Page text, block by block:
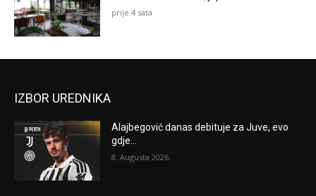
prije 4 sata
IZBOR UREDNIKA
Alajbegović danas debituje za Juve, evo
gdje...
8. Augusta 2026.